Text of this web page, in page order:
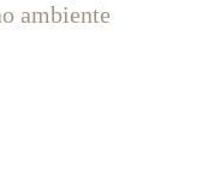
ambiente